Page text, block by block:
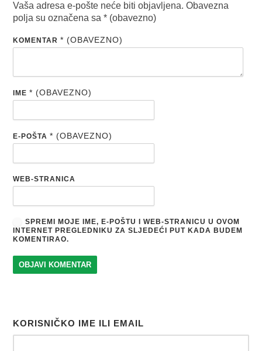
Vaša adresa e-pošte neće biti objavljena. Obavezna
polja su označena sa* (obavezno)
KOMENTAR* (OBAVEZNO)
IME* (OBAVEZNO)
E-POŠTA* (OBAVEZNO)
WEB-STRANICA
SPREMI MOJE IME, E-POŠTU I WEB-STRANICU U OVOM
INTERNET PREGLEDNIKU ZA SLJEDEĆI PUT KADA BUDEM
KOMENTIRAO.
KORISNIČKO IME ILI EMAIL